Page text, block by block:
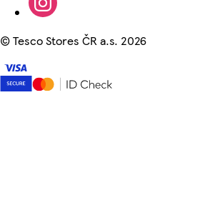
©Tesco Stores ČR a.s. 2026